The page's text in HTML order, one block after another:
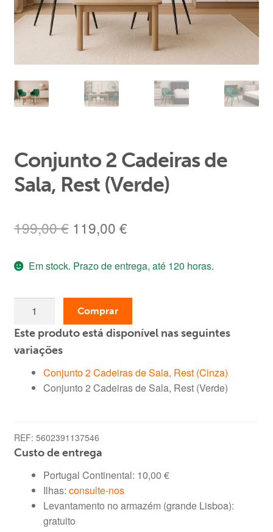
Área de Cliente
Conjunto 2 Cadeiras de
Sala, Rest (Verde)
199,00€ O
original
era:
199,00 €.
119,00 €O
atual
é:
Em stock. Prazo de entrega, até 120 horas.
Conjunto
2
Comprar
Este produto está disponível nas seguintes
variações
Conjunto 2 Cadeiras de Sala, Rest (Cinza)
Conjunto 2 Cadeiras de Sala, Rest (Verde)
REF: 5602391137546
Custo de entrega
Portugal Continental: 10,00 €
Ilhas: consulte-nos
Levantamento no armazém (grande Lisboa):
gratuito